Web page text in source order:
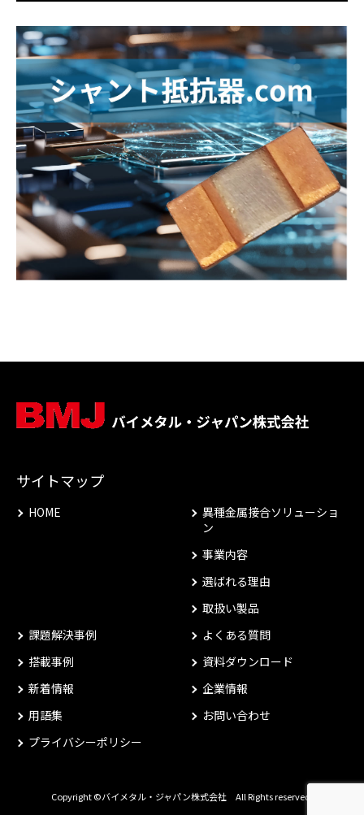
サイトマップ
HOME
異種金属接合ソリューショ
ン
事業内容
選ばれる理由
取扱い製品
課題解決事例
搭載事例
新着情報
用語集
よくある質問
資料ダウンロード
企業情報
お問い合わせ
プライバシーポリシー
Copyright ©バイメタル・ジャパン株式会社 All Rights reserved.